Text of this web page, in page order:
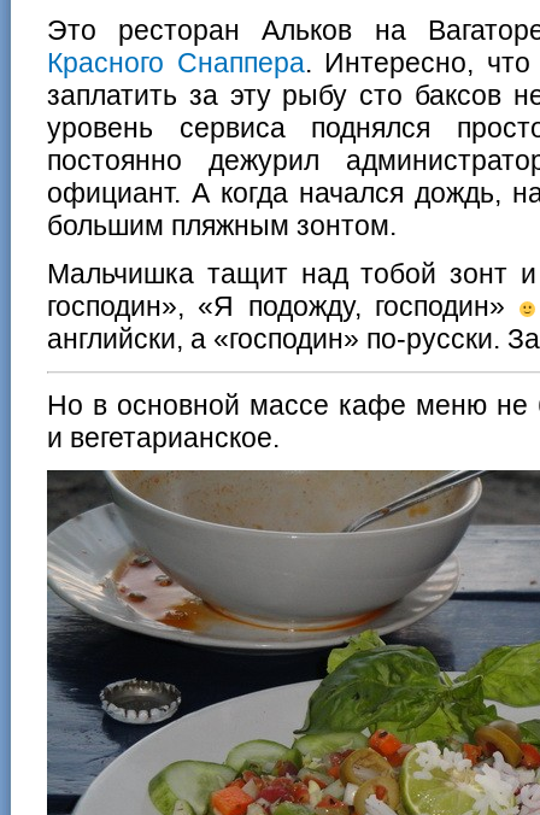
Это ресторан Альков на
Красного Снаппера. Интересно,
заплатить за эту рыбу сто баксов
уровень сервиса поднялся
постоянно дежурил
официант. А когда начался дождь,
большим пляжным зонтом.
Мальчишка тащит над тобой зонт
господин», «Я подожду, господин»
английски, а «господин» по-русски.
Но в основной массе кафе меню не
и вегетарианское.